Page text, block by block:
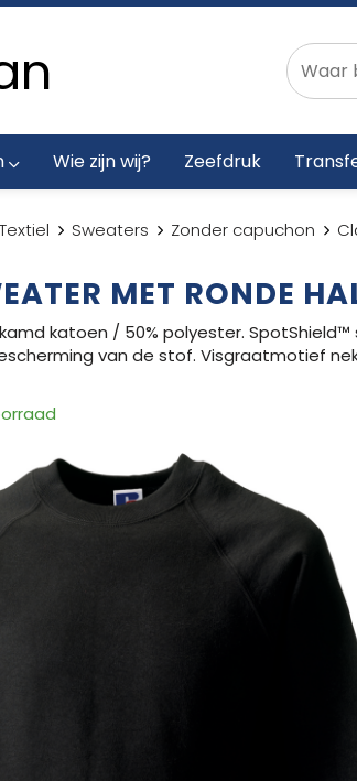
Wie zijn wij? Zeefdruk
Textiel Sweaters Zonder capuchon
MET RONDE
katoen / 50% polyester. SpotShield™
van de stof. Visgraatmotief